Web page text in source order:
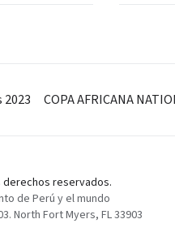
2023 COPA AFRICANA
derechos reservados.
de Perú y el mundo
North Fort Myers, FL 33903